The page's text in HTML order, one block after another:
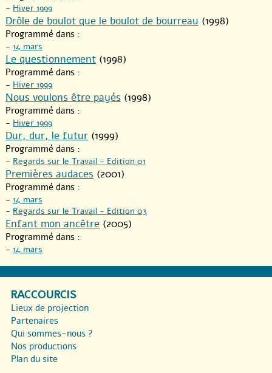
- Hiver 1999
Drôle de boulot que le boulot de bourreau (1998)
Programmé dans :
- 14 mars
Le questionnement (1998)
Programmé dans :
- Hiver 1999
Nous voulons être payés (1998)
Programmé dans :
- Hiver 1999
Dur, dur, le futur (1999)
Programmé dans :
- Regards sur le Travail - Edition 01
Premières audaces (2001)
Programmé dans :
- 14 mars
- Regards sur le Travail - Edition 03
Enfant mon ancêtre (2005)
Programmé dans :
- 14 mars
RACCOURCIS
Lieux de projection
Partenaires
Qui sommes-nous ?
Nos productions
Plan du site